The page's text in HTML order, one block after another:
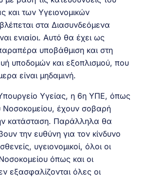
και των Υγειονομικών
στα Διασυνδεόμενα
ενιαίοι. Αυτό θα έχει ως
υποβάθμιση και στη
υποδομών και εξοπλισμού, που
είναι μηδαμινή.
Υγείας, η 6η ΥΠΕ, όπως
Νοσοκομείου, έχουν σοβαρή
κατάσταση. Παράλληλα θα
την ευθύνη για τον κίνδυνο
υγειονομικοί, όλοι οι
όπως και οι
εξασφαλίζονται όλες οι